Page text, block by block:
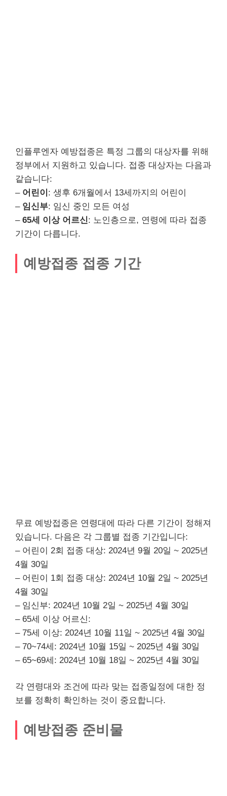
인플루엔자 예방접종은 특정 그룹의 대상자를 위해
정부에서 지원하고 있습니다. 접종 대상자는 다음과
같습니다:
– 어린이 : 생후 6개월에서 13세까지의 어린이
– 임신부: 임신 중인 모든 여성
– 65세 이상 어르신: 노인층으로, 연령에 따라 접종
기간이 다릅니다.
예방접종 접종 기간
무료 예방접종은 연령대에 따라 다른 기간이 정해져
있습니다. 다음은 각 그룹별 접종 기간입니다:
– 어린이 2회 접종 대상: 2024년 9월 20일 ~ 2025년
4월 30일
– 어린이 1회 접종 대상: 2024년 10월 2일 ~ 2025년
4월 30일
– 임신부: 2024년 10월 2일 ~ 2025년 4월 30일
– 65세 이상 어르신:
– 75세 이상: 2024년 10월 11일 ~ 2025년 4월 30일
– 70~74세: 2024년 10월 15일 ~ 2025년 4월 30일
– 65~69세: 2024년 10월 18일 ~ 2025년 4월 30일
각 연령대와 조건에 따라 맞는 접종일정에 대한 정
보를 정확히 확인하는 것이 중요합니다.
예방접종 준비물